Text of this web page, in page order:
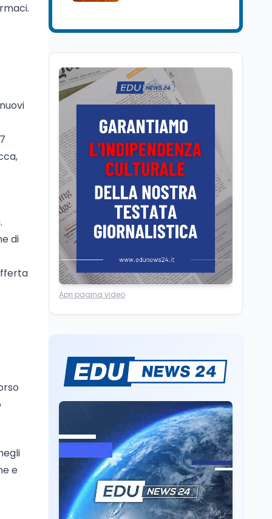
di
e
europea in memoria
di Strasburgo in ricordo
dei minatori morti a
Marcinelle nel 1956
Università 8 ago
Università statali, il
Fondo ordinario 2026
la firma della ministra
Tecnologia8 ago
Il cloaking selettivo di
Time: ads invisibili solo
Mondo 8 ago
A Nonthaburi il killer
14enne era bullizzato: la
Lavoro8 ago
Riforma del calcio, si
Mario Occhiuto
L'8 agosto è la Giornata
europea in memoria
delle vittime del lavoro.
Istituita dal Parlamento
di Strasburgo in ricordo
dei minatori morti a
Marcinelle nel 1956
Università8 ago
Università statali, il
Fondo ordinario 2026
sale a 9,415 miliardi, c'è
la firma della ministra
Bernini sul decreto
Tecnologia8 ago
Il cloaking selettivo di
Time: ads invisibili solo
Apri pagina video